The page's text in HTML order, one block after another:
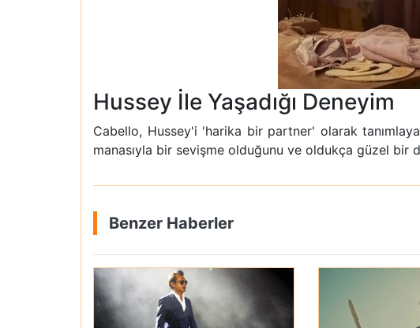
Hussey İle Yaşadığı Deneyim
Cabello, Hussey'i 'harika bir partner' olarak
manasıyla bir sevişme olduğunu ve oldukça güzel bir
Benzer Haberler